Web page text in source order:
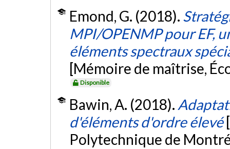
Emond, G. (2018).
MPI/OPENMP pour EF,
éléments spectraux
[Mémoire de maîtrise,
Disponible
Bawin, A. (2018).
d'éléments d'ordre élevé
Polytechnique de